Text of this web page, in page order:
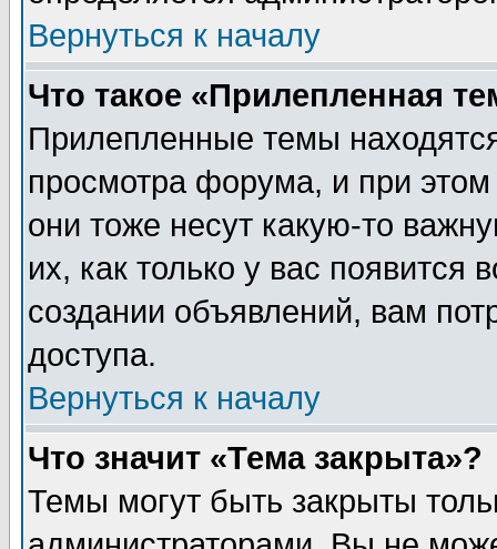
Вернуться к началу
Что такое «Прилепленная
Прилепленные темы
просмотра форума, и при
они тоже несут какую-то
их, как только у вас появится
создании объявлений, вам
доступа.
Вернуться к началу
Что значит «Тема закрыта»?
Темы могут быть закрыты